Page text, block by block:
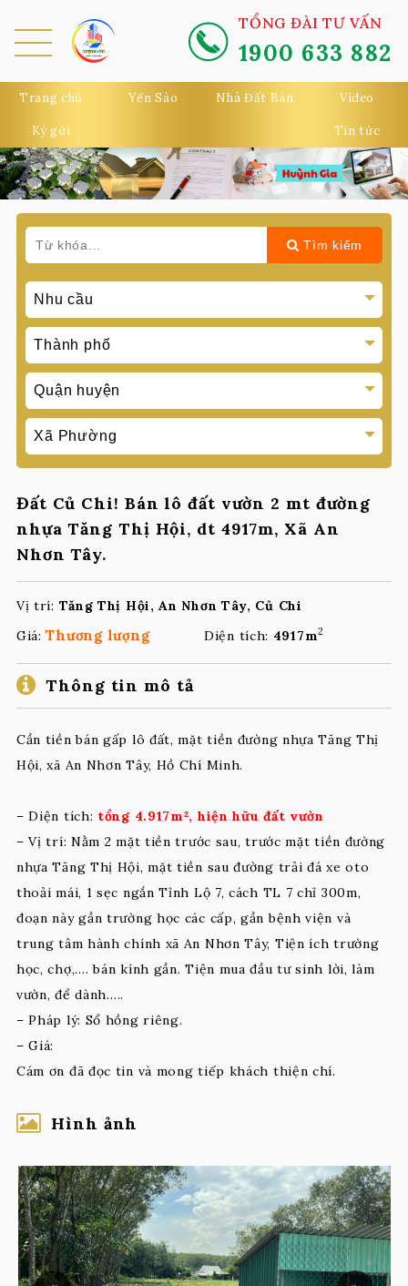
TỔNG ĐÀI TƯ VẤN
1900 633 882
Trang chủ Yến Sào Nhà Đất Bán Video
Ký gửi Tin tức
MEN
Tìm kiếm
Đất Củ Chi! Bán lô đất vườn 2 mt đường
nhựa Tăng Thị Hội, dt 4917m, Xã An
Nhơn Tây.
Vị trí: Tăng Thị Hội, An Nhơn Tây, Củ Chi
Giá:Thương lượng Diện tích: 4917m2
Thông tin mô tả
Cần tiền bán gấp lô đất, mặt tiền đường nhựa Tăng Thị
Hội, xã An Nhơn Tây, Hồ Chí Minh.
– Diện tích: tổng 4.917m², hiện hữu đất vườn
– Vị trí: Nằm 2 mặt tiền trước sau, trước mặt tiền đường
nhựa Tăng Thị Hội, mặt tiền sau đường trải đá xe oto
thoải mái, 1 sẹc ngắn Tỉnh Lộ 7, cách TL 7 chỉ 300m,
đoạn này gần trường học các cấp, gần bệnh viện và
trung tâm hành chính xã An Nhơn Tây, Tiện ích trường
học, chợ,…. bán kính gần. Tiện mua đầu tư sinh lời, làm
vườn, để dành.….
– Pháp lý: Sổ hồng riêng.
– Giá:
Cám ơn đã đọc tin và mong tiếp khách thiện chí.
Hình ảnh